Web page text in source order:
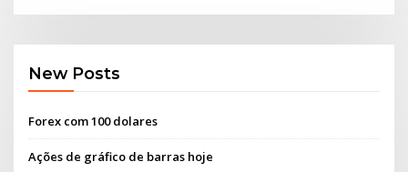
New Posts
Forex com 100 dolares
Ações de gráfico de barras hoje